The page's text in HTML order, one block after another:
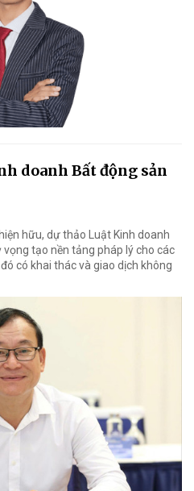
doanh Bất động sản
hữu, dự thảo Luật Kinh doanh
tạo nền tảng pháp lý cho các
có khai thác và giao dịch không